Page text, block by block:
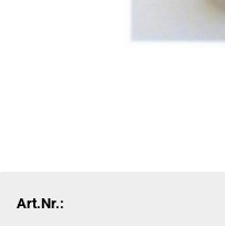
Art.Nr.: